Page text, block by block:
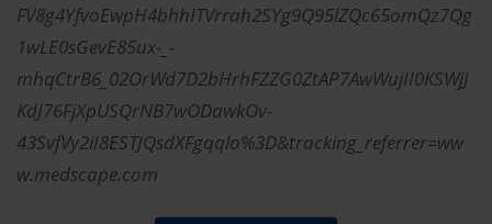
FV8g4YfvoEwpH4bhhITVrrah2SYg9Q95lZQc65omQz7Qg
1wLE0sGevE85ux-_-
mhqCtrB6_02OrWd7D2bHrhFZZG0ZtAP7AwWujII0KSWjJ
KdJ76FjXpUSQrNB7wODawkOv-
43SvfVy2iI8ESTJQsdXFgqqlo%3D&tracking_referrer=ww
w.medscape.com